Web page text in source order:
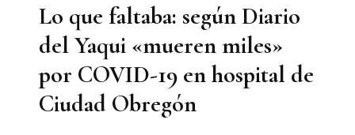
Lo que faltaba: según Diario
del Yaqui «mueren miles»
por COVID-19 en hospital de
Ciudad Obregón